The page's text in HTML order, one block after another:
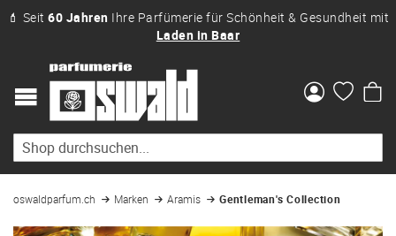
💄 Seit60 Jahren Ihre Parfümerie für Schönheit & Gesundheit mit
Laden in Baar
oswaldparfum.ch Marken Aramis Gentleman's Collection